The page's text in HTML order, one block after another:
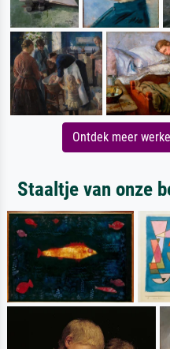
Ontdek meer
Staaltje van onze